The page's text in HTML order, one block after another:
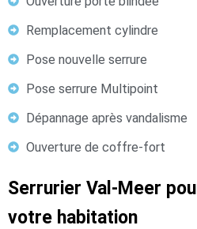
Remplacement cylindre
Pose nouvelle serrure
Pose serrure Multipoint
Dépannage après vandalisme
Ouverture de coffre-fort
Serrurier Val-Meer
votre habitation